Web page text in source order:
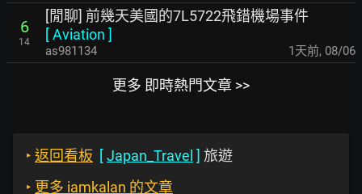
6
14
[閒聊] 前幾天美國的7L5722飛錯機場事件
[Aviation ]
as981134 1天前, 08/06
更多 即時熱門文章 >>
‣ 返回看板 [Japan_Travel ] 旅遊
‣ 更多 iamkalan 的文章